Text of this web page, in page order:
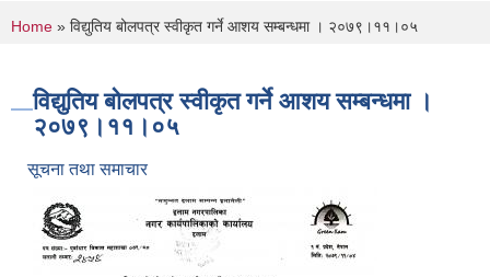
You are here
Home » विद्युतिय बोलपत्र स्वीकृत गर्ने आशय सम्बन्धमा । २०७९।११।०५
विद्युतिय बोलपत्र स्वीकृत गर्ने आशय सम्बन्धमा ।
२०७९।११।०५
सूचना तथा समाचार